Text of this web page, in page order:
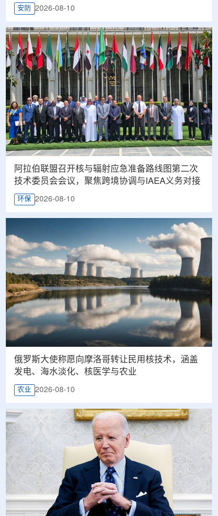
安防 2026-08-10
阿拉伯联盟召开核与辐射应急准备路线图第二次
技术委员会会议，聚焦跨境协调与IAEA义务对接
环保 2026-08-10
俄罗斯大使称愿向摩洛哥转让民用核技术，涵盖
发电、海水淡化、核医学与农业
农业 2026-08-10